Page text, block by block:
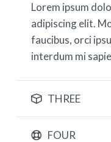
Lorem ipsum
adipiscing elit.
faucibus, orci
interdum mi
THREE
FOUR